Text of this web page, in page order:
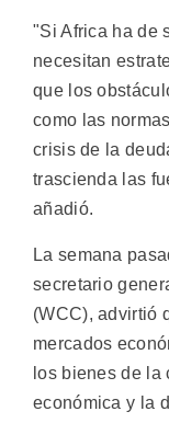
"Si Africa ha de
necesitan
que los
como las
crisis de la
trascienda las
añadió.
La semana
secretario
(WCC), advirtió
mercados
los bienes de la
económica y la